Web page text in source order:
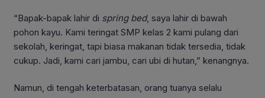
“Bapak-bapak lahir di spring bed, saya lahir di bawah
pohon kayu. Kami teringat SMP kelas 2 kami pulang dari
sekolah, keringat, tapi biasa makanan tidak tersedia, tidak
cukup. Jadi, kami cari jambu, cari ubi di hutan,” kenangnya.
Namun, di tengah keterbatasan, orang tuanya selalu